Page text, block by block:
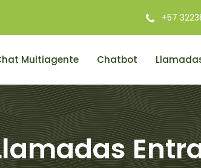
+57
Multiagente Chatbot